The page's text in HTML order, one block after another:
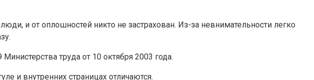
и от оплошностей никто не застрахован. Из-за невнимательности легко
труда от 10 октября 2003 года.
и внутренних страницах отличаются.